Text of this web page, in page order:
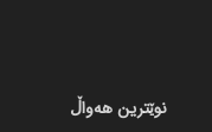
نوێترین هەواڵ